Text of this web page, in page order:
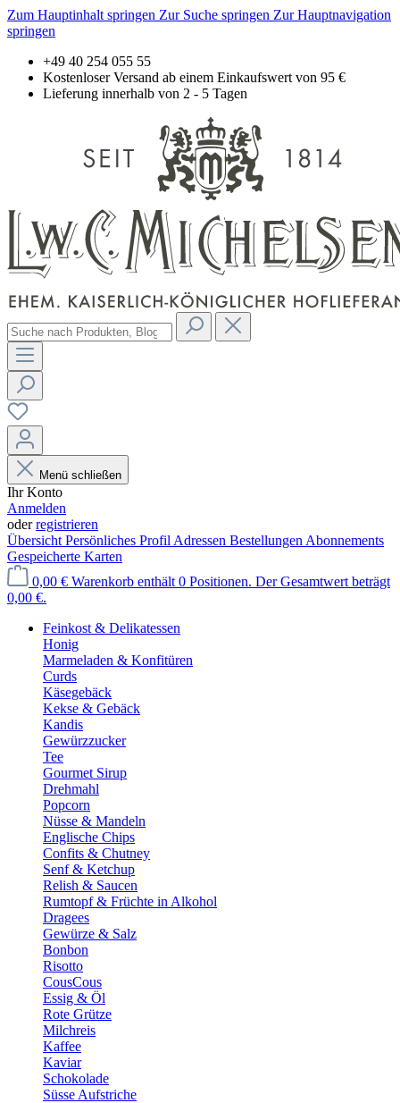
Zum Hauptinhalt springen Zur Suche springen Zur Hauptnavigation
springen
+49 40 254 055 55
Kostenloser Versand ab einem Einkaufswert von 95 €
Lieferung innerhalb von 2 - 5 Tagen
Menü schließen
Ihr Konto
Anmelden
oderregistrieren
Übersicht Persönliches Profil Adressen Bestellungen Abonnements
Gespeicherte Karten
0,00 € Warenkorb enthält 0 Positionen. Der Gesamtwert beträgt
0,00 €.
Feinkost & Delikatessen
Honig
Marmeladen & Konfitüren
Curds
Käsegebäck
Kekse & Gebäck
Kandis
Gewürzzucker
Tee
Gourmet Sirup
Drehmahl
Popcorn
Nüsse & Mandeln
Englische Chips
Confits & Chutney
Senf & Ketchup
Relish & Saucen
Rumtopf & Früchte in Alkohol
Dragees
Gewürze & Salz
Bonbon
Risotto
CousCous
Essig & Öl
Rote Grütze
Milchreis
Kaffee
Kaviar
Schokolade
Süsse Aufstriche